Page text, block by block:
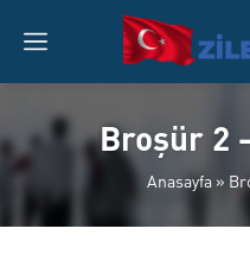
Broşür 2
Anasayfa»